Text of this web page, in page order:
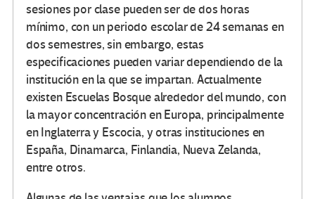
sesiones por clase pueden ser de dos horas
mínimo, con un periodo escolar de 24 semanas en
dos semestres, sin embargo, estas
especificaciones pueden variar dependiendo de la
institución en la que se impartan. Actualmente
existen Escuelas Bosque alrededor del mundo, con
la mayor concentración en Europa, principalmente
en Inglaterra y Escocia, y otras instituciones en
España, Dinamarca, Finlandia, Nueva Zelanda,
entre otros.